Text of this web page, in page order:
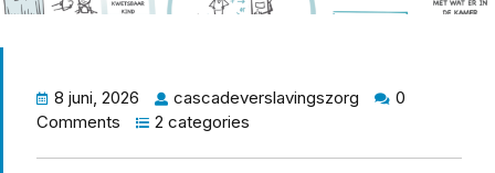
8 juni, 2026 cascadeverslavingszorg
0
Comments
2 categories